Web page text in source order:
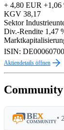
+ 4,80 EUR +1,06
KGV 38,17
Sektor
Div.-Rendite 1,47
ISIN:
Aktiendetails öffnen